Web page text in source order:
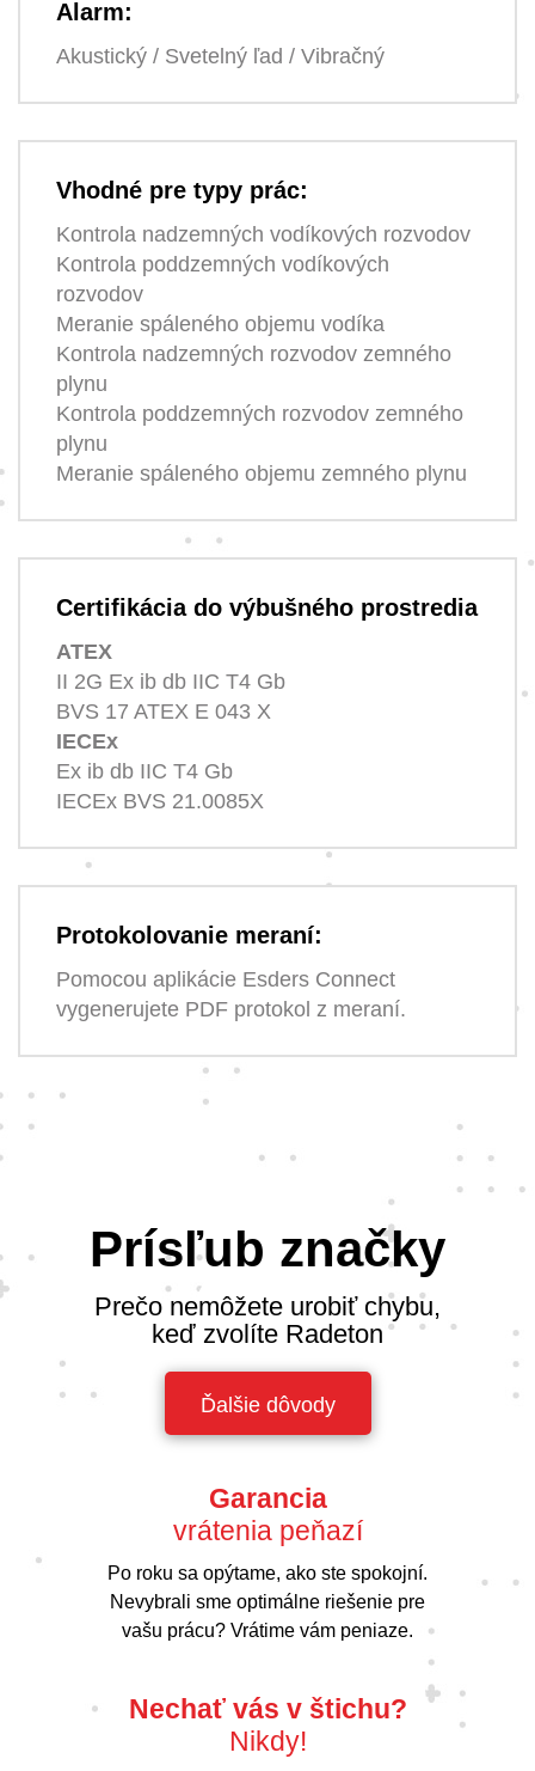
Alarm:
Akustický / Svetelný ľad / Vibračný
Vhodné pre typy prác:
Kontrola nadzemných vodíkových rozvodov
Kontrola poddzemných vodíkových
rozvodov
Meranie spáleného objemu vodíka
Kontrola nadzemných rozvodov zemného
plynu
Kontrola poddzemných rozvodov zemného
plynu
Meranie spáleného objemu zemného plynu
Certifikácia do výbušného prostredia
ATEX
II 2G Ex ib db IIC T4 Gb
BVS 17 ATEX E 043 X
IECEx
Ex ib db IIC T4 Gb
IECEx BVS 21.0085X
Protokolovanie meraní:
Pomocou aplikácie Esders Connect
vygenerujete PDF protokol z meraní.
Prísľub značky
Prečo nemôžete urobiť chybu,
keď zvolíte Radeton
Ďalšie dôvody
Garancia
vrátenia peňazí
Po roku sa opýtame, ako ste spokojní.
Nevybrali sme optimálne riešenie pre
vašu prácu? Vrátime vám peniaze.
Nechať vás v štichu?
Nikdy!